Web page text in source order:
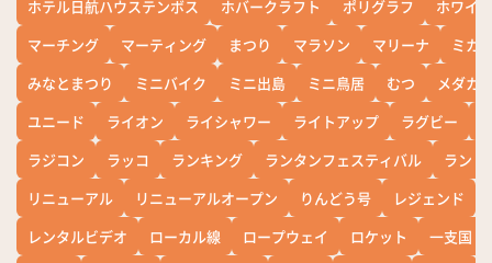
ホテル日航ハウステンボス
ホバークラフト ポリグラフ
ホワイ
マーチング
マーティング まつり マラソン マリーナ
ミカ
みなとまつり
ミニバイク ミニ出島 ミニ鳥居 むつ
メダカ
ユニード
ライオン ライシャワー ライトアップ ラグビー
ラジコン
ラッコ ランキング ランタンフェスティバル
ランド
リニューアル
リニューアルオープン りんどう号 レジェンド
レンタルビデオ
ローカル線 ロープウェイ ロケット
一支国